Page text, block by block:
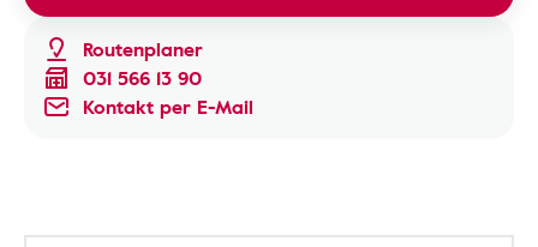
Routenplaner
031 566 13 90
Kontakt per E-Mail